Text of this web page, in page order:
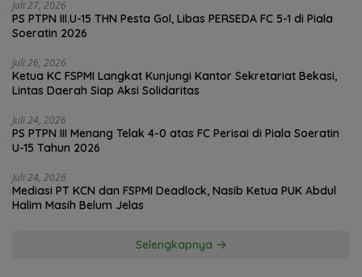
Juli 27, 2026
PS PTPN III.U-15 THN Pesta Gol, Libas PERSEDA FC 5-1 di Piala
Soeratin 2026
Juli 26, 2026
Ketua KC FSPMI Langkat Kunjungi Kantor Sekretariat Bekasi,
Lintas Daerah Siap Aksi Solidaritas
Juli 24, 2026
PS PTPN III Menang Telak 4-0 atas FC Perisai di Piala Soeratin
U-15 Tahun 2026
Juli 24, 2026
Mediasi PT KCN dan FSPMI Deadlock, Nasib Ketua PUK Abdul
Selengkapnya